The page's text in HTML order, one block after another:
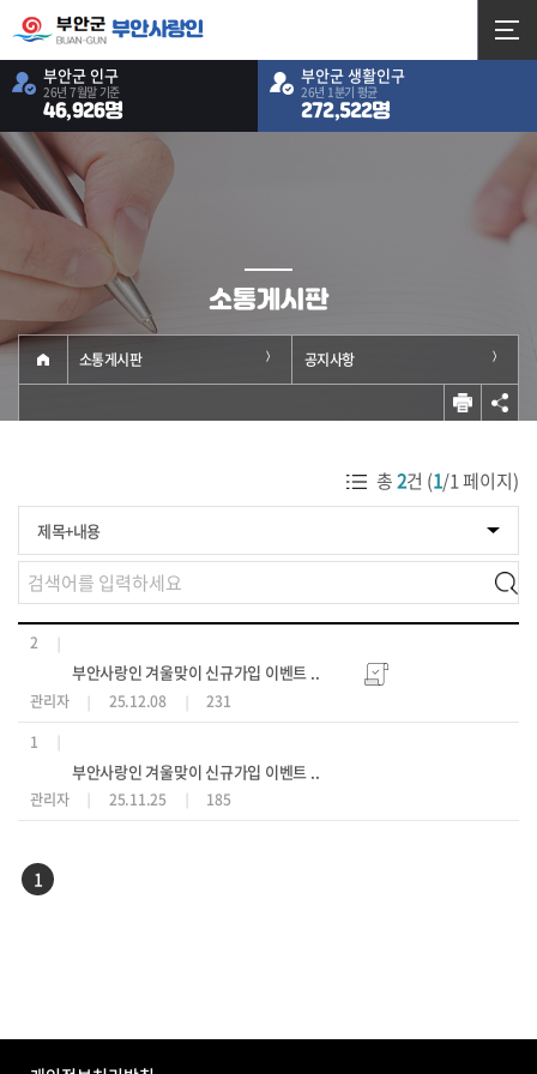
부안사랑인
부안군 인구
26년 7월말 기준
46,926명
부안군 생활인구
26년 1분기 평균
272,522명
소통게시판
소통게시판 공지사항
총2건 (1/1 페이지)
2
부안사랑인 겨울맞이 신규가입 이벤트 ..
관리자 25.12.08
231
1
부안사랑인 겨울맞이 신규가입 이벤트 ..
관리자 25.11.25 185
1